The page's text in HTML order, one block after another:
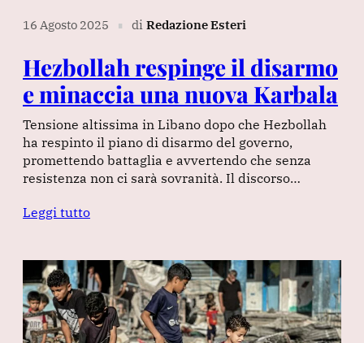
16 Agosto 2025 ∎ di Redazione Esteri
Hezbollah respinge il disarmo
e minaccia una nuova Karbala
Tensione altissima in Libano dopo che Hezbollah
ha respinto il piano di disarmo del governo,
promettendo battaglia e avvertendo che senza
resistenza non ci sarà sovranità. Il discorso…
Leggi tutto